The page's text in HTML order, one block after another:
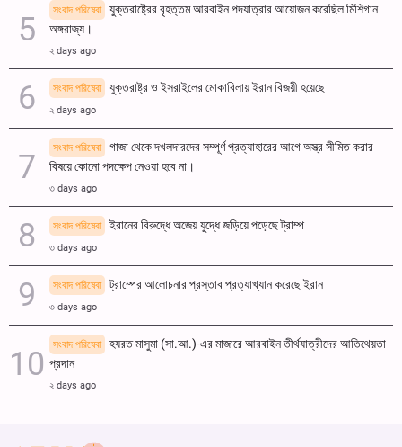
সংবাদ পরিষেবা
যুক্তরাষ্ট্রের বৃহত্তম আরবাইন পদযাত্রার আয়োজন করেছিল মিশিগান
অঙ্গরাজ্য।
২ days ago
সংবাদ পরিষেবা যুক্তরাষ্ট্র ও ইসরাইলের মোকাবিলায় ইরান বিজয়ী হয়েছে
২ days ago
সংবাদ পরিষেবা
গাজা থেকে দখলদারদের সম্পূর্ণ প্রত্যাহারের আগে অস্ত্র সীমিত করার
বিষয়ে কোনো পদক্ষেপ নেওয়া হবে না।
৩ days ago
সংবাদ পরিষেবা ইরানের বিরুদ্ধে অজেয় যুদ্ধে জড়িয়ে পড়েছে ট্রাম্প
৩ days ago
সংবাদ পরিষেবা ট্রাম্পের আলোচনার প্রস্তাব প্রত্যাখ্যান করেছে ইরান
৩ days ago
সংবাদ পরিষেবা
হযরত মাসুমা (সা.আ.)-এর মাজারে আরবাইন তীর্থযাত্রীদের আতিথেয়তা
প্রদান
২ days ago